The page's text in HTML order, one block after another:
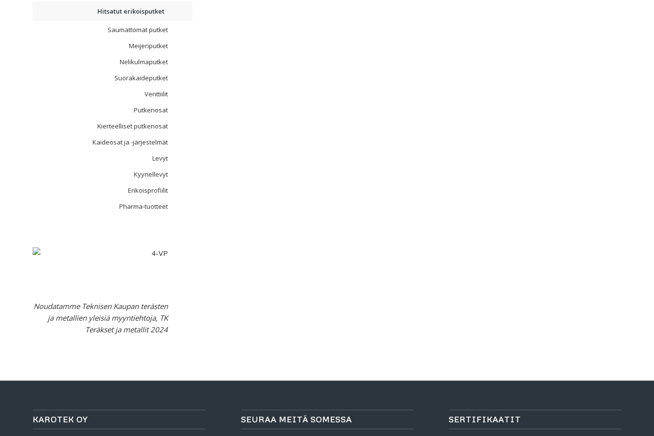
Hitsatut erikoisputket
Saumattomat putket
Meijeriputket
Nelikulmaputket
Suorakaideputket
Venttiilit
Putkenosat
Kierteelliset putkenosat
Kaideosat ja -järjestelmät
Levyt
Kyynellevyt
Erikoisprofiilit
Pharma-tuotteet
Noudatamme Teknisen Kaupan terästen
ja metallien yleisiä myyntiehtoja, TK
Teräkset ja metallit 2024
KAROTEK OY SEURAA MEITÄ SOMESSA SERTIFIKAATIT